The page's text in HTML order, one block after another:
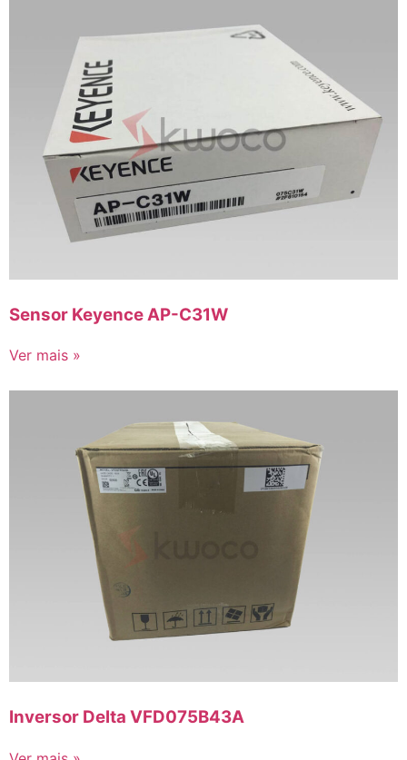
Sensor Keyence AP-C31W
Ver mais »
Inversor Delta VFD075B43A